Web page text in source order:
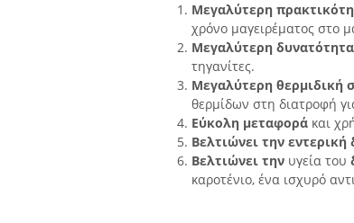
Μεγαλύτερη
χρόνο μαγειρέματος στο
Μεγαλύτερη
τηγανίτες.
Μεγαλύτερη θερμιδική
θερμίδων στη διατροφή
Εύκολη μεταφορά και
Βελτιώνει την εντερική
Βελτιώνει την υγεία του
καροτένιο, ένα ισχυρό